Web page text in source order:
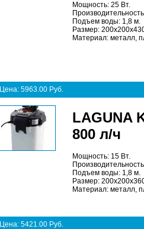
Мощность: 25 Вт.
Подъем воды: 1,8 м.
Размер:
Материал: металл,
Цена: 5963.00 Руб.
LAGUNA
800 л/ч
Мощность: 15 Вт.
Подъем воды: 1,8 м.
Размер:
Материал: металл,
Цена: 5421.00 Руб.